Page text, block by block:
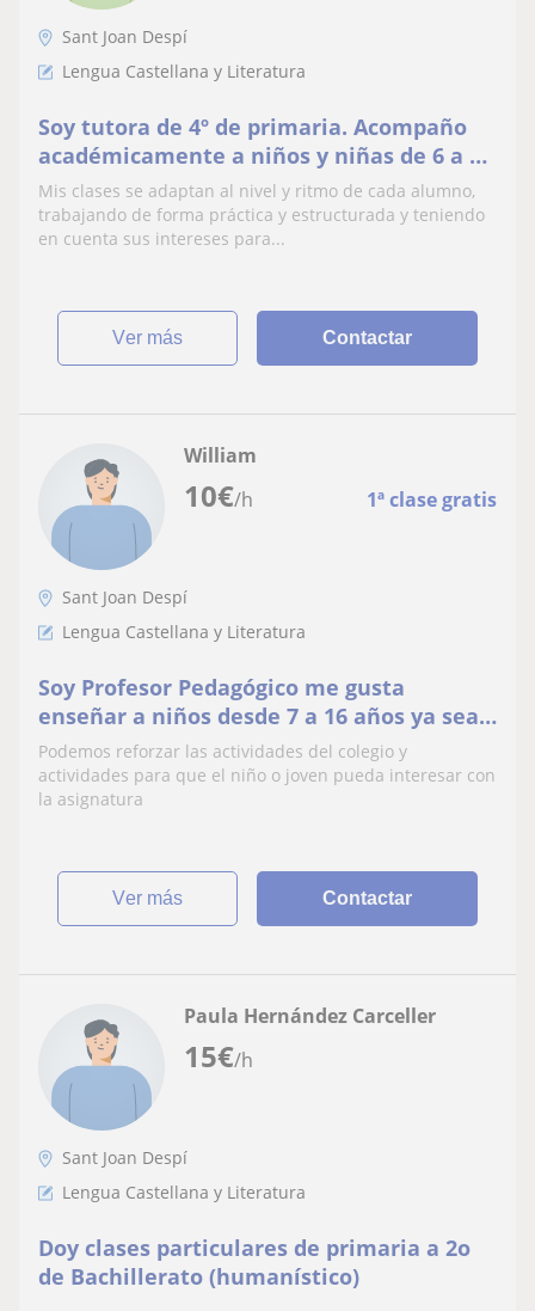
Sant Joan Despí
Lengua Castellana y Literatura
Soy tutora de 4º de primaria. Acompaño
académicamente a niños y niñas de 6 a 12
años, ayudándolos a mejorar su
confianza.
Mis clases se adaptan al nivel y ritmo de cada alumno,
trabajando de forma práctica y estructurada y teniendo
en cuenta sus intereses para...
ver más Contactar
10€/h 1ª clase gratis
William
Sant Joan Despí
Lengua Castellana y Literatura
Soy Profesor Pedagógico me gusta
enseñar a niños desde 7 a 16 años ya sea
lengua castellana, matemáticas o física
Podemos reforzar las actividades del colegio y
actividades para que el niño o joven pueda interesar con
la asignatura
ver más Contactar
15€/h
Paula Hernández Carceller
Sant Joan Despí
Lengua Castellana y Literatura
Doy clases particulares de primaria a 2o
de Bachillerato (humanístico)